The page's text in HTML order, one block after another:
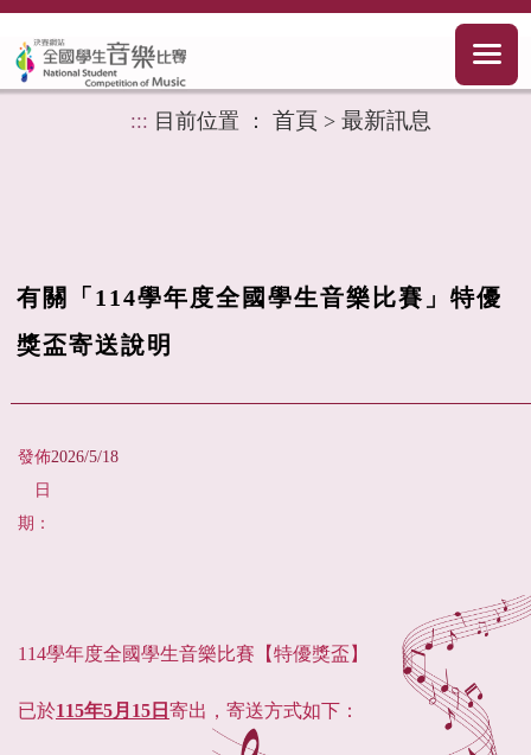
::: 目前位置 ： 首頁 > 最新訊息
有關「114學年度全國學生音樂比賽」特優
獎盃寄送說明
發佈
日
期：
2026/5/18
114學年度全國學生音樂比賽【特優獎盃】
已於115年5月15日 寄出，寄送方式如下：